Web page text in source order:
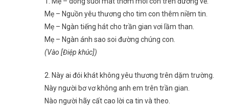
Mẹ – Nguồn yêu thương cho tim con thêm niềm tin.
Mẹ – Ngàn tiếng hát cho trần gian vơi lầm than.
Mẹ – Ngàn ánh sao soi đường chúng con.
(Vào [Điệp khúc])
2. Này ai đói khát không yêu thương trên dặm trường.
Này người bơ vơ không anh em trên trần gian.
Nào người hãy cất cao lời ca tin và theo.